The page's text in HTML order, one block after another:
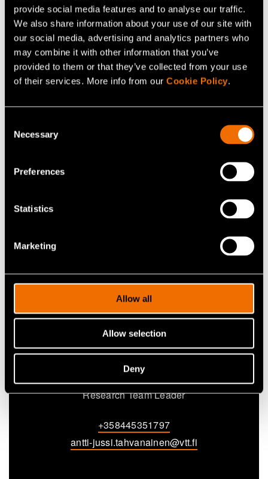
provide social media features and to analyse our traffic.
We also share information about your use of our site with
our social media, advertising and analytics partners who
may combine it with other information that you’ve
provided to them or that they’ve collected from your use
of their services. More info from our Cookie Policy.
Selection
Necessary
Preferences
Statistics
Marketing
Allow all
Allow selection
Deny
Jatka lukemista
Palvelu: Strateginen ennakointi
White paper: Läpi kuolemanlaakson − Mistä Suomi
kasvaa?
kansalaisten hyvinvointia
Antti-Jussi Tahvanainen
Research Team Leader
+358445351797
antti-jussi.tahvanainen@vtt.fi